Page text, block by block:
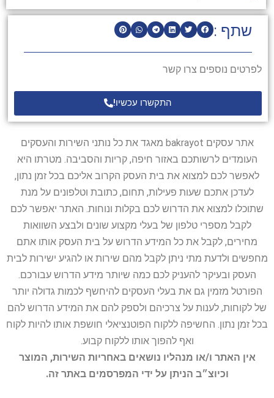
שתף :
לפרטים נוספים צרו קשר
התקשרו עכשיו!
אתר עסקים bakrayot מאגד את כל נותני השירות והעסקים
העומדים לרשותכם באזור חיפה, קריות והסביבה. מטרתו היא
לאפשר לכם למצוא את בית העסק הקרוב אליכם בכל זמן נתון,
לעדכן אתכם שעות פעילות, תחום, כתובת וטלפונים על מנת
שתוכלו למצוא את הדרוש לכם בקלות ונוחות. האתר יאפשר לכם
לקבל מספרי טלפון של בעלי מקצוע שונים ולבצע השוואות
מחירים, לקבל את כל המידע הדרוש על בית העסק אותו אתם
מחפשים ולדעת מתי ניתן לקבל מהם שירות או להגיע ישירות לבית
העסק ובעיקר להעניק לכם כמה שיותר מידע הדרוש עבורכם.
הפורטל מזמין גם את בעלי העסקים להיחשף לכמות גדולה יותר
של לקוחות, לענות על צרכיהם ולספק להם את המידע הדרוש להם
בכל זמן נתון. החשיפה ללקוח הפוטנציאלי חושפת אותו להיות לקוח
ואף להפוך אותו ללקוח קבוע.
אין האתר ו/או מנהליו נושאים באחריות השירות, המוצר
וכיוצ״ב הניתן על ידי המפרסמים באתר זה.